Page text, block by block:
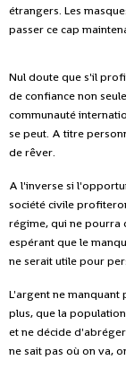
étrangers. Les
passer ce cap
Nul doute que s'il
de confiance non
communauté
se peut. A titre
de rêver.
A l'inverse si
société civile
régime, qui ne pourra
espérant que le
ne serait utile pour
L'argent ne manquant
plus, que la
et ne décide
ne sait pas où on va,